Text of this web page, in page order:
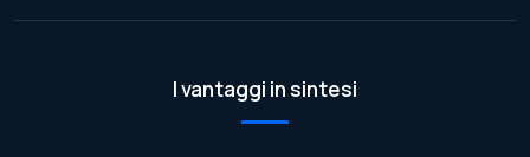
I vantaggi in sintesi